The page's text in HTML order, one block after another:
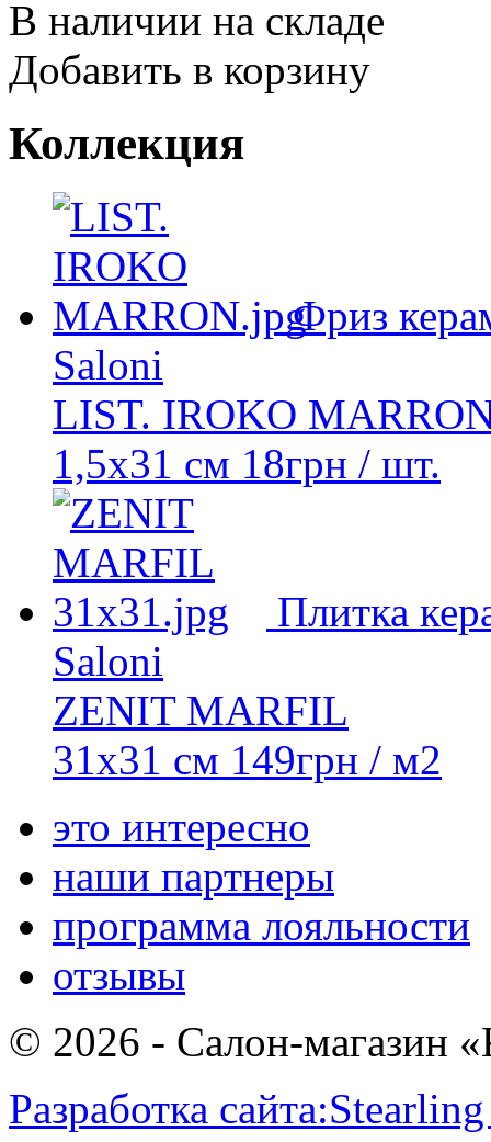
В наличии на складе
Добавить в корзину
Коллекция
Фриз
Saloni
LIST. IROKO
1,5x31 см 18грн / шт.
Плитка
Saloni
ZENIT MARFIL
31x31 см 149грн / м2
это интересно
наши партнеры
программа лояльности
отзывы
© 2026 - Салон-магазин
Разработка сайта: